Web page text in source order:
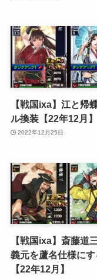
【戦国ixa】江と帰
ル換装【22年12月】
2022年12月25日
【戦国ixa】斎藤道
義元を蘆名仕様にす
【22年12月】